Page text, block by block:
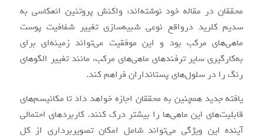
محققان در مقاله خود نوشته‌اند: واکنش پروتئین انعکاسی به
سدیم کلرید درواقع نوعی شبیه‌سازی تغییر شفافیت پوست
ماهی‌های مرکب بود و این موفقیت می‌تواند زمینه‌ای برای
به‌کارگیری سایر ترفندهای ماهی‌های مرکب، مانند تغییر الگوهای
رنگ را در سلول‌های پستانداران فراهم کند.
یافته جدید همچنین به محققان اجازه خواهد داد تا مکانیسم‌های
قابلیت‌های این ماهی‌ها را بیشتر درک کنند. کاربردهای احتمالی
آینده این ویژگی می‌تواند شامل امکان تصویربرداری از کل